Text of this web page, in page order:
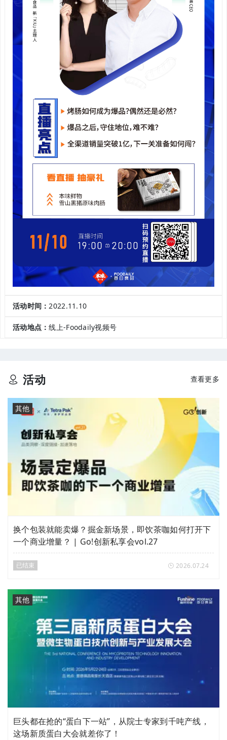
活动时间： 2022.11.10
活动地点：线上-Foodaily视频号
活动 查看更多
其他
换个包装就能卖爆？掘金新场景，即饮茶咖如何打开下
一个商业增量？ | Go!创新私享会vol.27
已结束 2026.07.24
其他
巨头都在抢的“蛋白下一站”，从院士专家到千吨产线，
这场新质蛋白大会就差你了！